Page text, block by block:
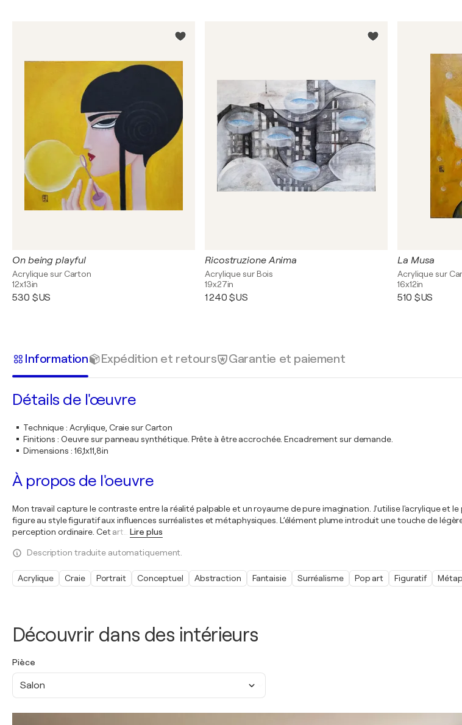
Découvrir dans des intérieurs
Pièce
Salon
On being playful
Acrylique sur Carton
12x13in
530 $US
Ricostruzione Anima
Acrylique sur Bois
19x27in
1 240 $US
La Musa
Acrylique sur
16x12in
510 $US
Information Expédition et retours Garantie et paiement
Détails de l'œuvre
Technique: Acrylique, Craie sur Carton
Finitions : Oeuvre sur panneau synthétique. Prête à être accrochée. Encadrement sur demande.
Dimensions : 16,1x11,8in
À propos de l'oeuvre
Mon travail capture le contraste entre la réalité palpable et un royaume de pure imagination. J'utilise l'acrylique et
figure au style figuratif aux influences surréalistes et métaphysiques. L’élément plume introduit une touche de
perception ordinaire. Cet art
Lire plus
Description traduite automatiquement.
Acrylique Craie Portrait Conceptuel Abstraction Fantaisie Surréalisme Pop art Figuratif